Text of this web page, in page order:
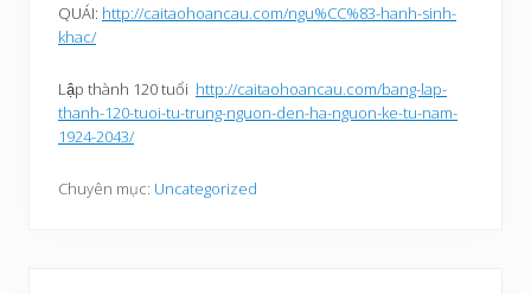
QUÁI: http://caitaohoancau.com/ngu%CC%83-hanh-sinh-
khac/
Lập thành 120 tuổi http://caitaohoancau.com/bang-lap-
thanh-120-tuoi-tu-trung-nguon-den-ha-nguon-ke-tu-nam-
1924-2043/
Chuyên mục: Uncategorized